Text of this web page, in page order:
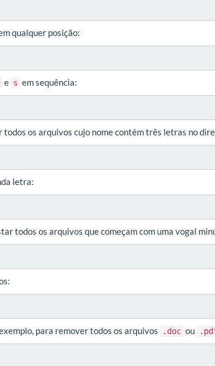
qualquer posição:
e s em sequência:
os arquivos cujo nome contém três letras no
letra:
todos os arquivos que começam com uma vogal
para remover todos os arquivos .doc ou